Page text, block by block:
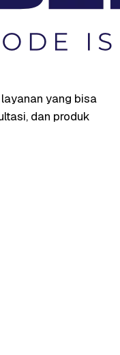
yang bisa
dan produk